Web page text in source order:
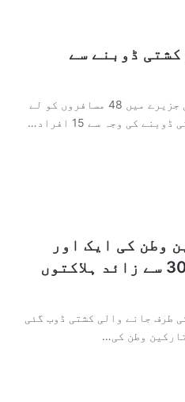
ڈوبنے سے
انڈونیشیا کے سولاویسی جزیرے میں 48 مسافروں کو لے
کی وجہ سے 15 افراد…
وطن کی ایک اور
کشتی ڈوب گئی، 30 سے زائد ہلاکتوں
طرف جانے والی کشتی ڈوب گئی